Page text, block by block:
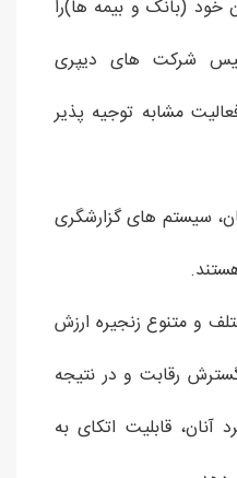
خود (بانک و بیمه ها)را
شرکت های دیپری
مشابه توجیه پذیر
سیستم های گزارشگری
و متنوع زنجیره ارزش
رقابت و در نتیجه
قابلیت اتکای به